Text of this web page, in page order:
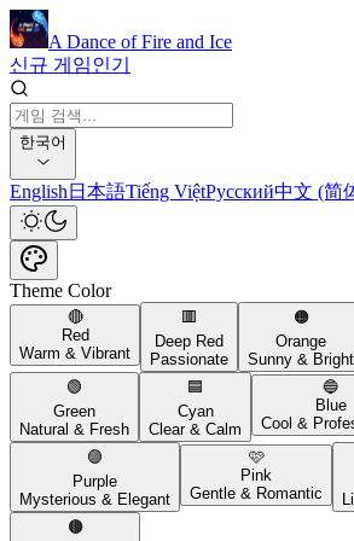
A Dance of Fire and Ice
신규 게임인기
한국어
English 日本語Tiếng ViệtРусский中文 (简
Theme Color
🔴
Red
Warm & Vibrant
🟥
Deep Red
Passionate
🟠
Orange
Sunny & Bright
🟢
Green
Natural & Fresh
🟦
Cyan
Clear & Calm
🔵
Blue
Cool &
🟣
Purple
Mysterious & Elegant
🩷
Pink
Gentle & Romantic
🟤